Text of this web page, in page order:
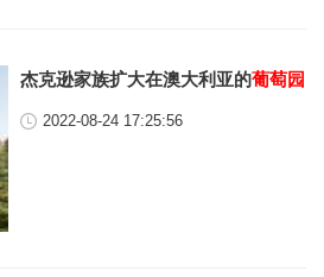
杰克逊家族扩大在澳大利亚的葡萄园
2022-08-24 17:25:56